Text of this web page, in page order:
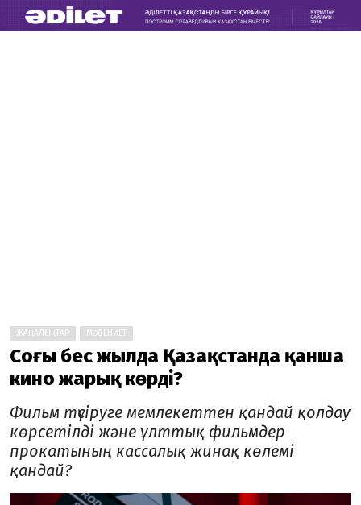
ЖАҢАЛЫҚТАР МӘДЕНИЕТ
Соңғы бес жылда Қазақстанда қанша
кино жарық көрді?
Фильм түсіруге мемлекеттен қандай қолдау
көрсетілді және ұлттық фильмдер
прокатының кассалық жинақ көлемі
қандай?